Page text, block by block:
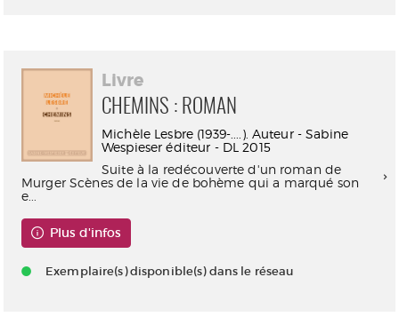
Livre
CHEMINS : ROMAN
Michèle Lesbre (1939-....). Auteur - Sabine
Wespieser éditeur - DL 2015
Suite à la redécouverte d'un roman de
Murger Scènes de la vie de bohème qui a marqué son
e...
Plus d'infos
Exemplaire(s) disponible(s) dans le réseau